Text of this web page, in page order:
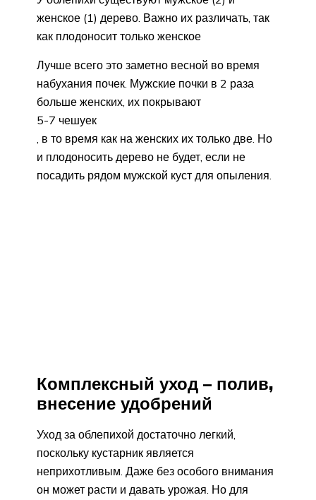
женское (1) дерево. Важно их различать, так
как плодоносит только женское
Лучше всего это заметно весной во время
набухания почек. Мужские почки в 2 раза
больше женских, их покрывают
5-7 чешуек
, в то время как на женских их только две. Но
и плодоносить дерево не будет, если не
посадить рядом мужской куст для опыления.
Комплексный уход – полив,
внесение удобрений
Уход за облепихой достаточно легкий,
поскольку кустарник является
неприхотливым. Даже без особого внимания
он может расти и давать урожая. Но для